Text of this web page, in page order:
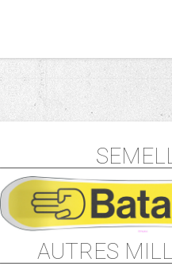
AUTRES